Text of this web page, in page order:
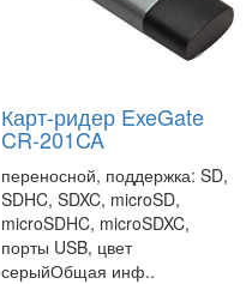
Карт-ридер ExeGate
CR-201CA
переносной, поддержка: SD,
SDHC, SDXC, microSD,
microSDHC, microSDXC,
порты USB, цвет
серыйОбщая инф..